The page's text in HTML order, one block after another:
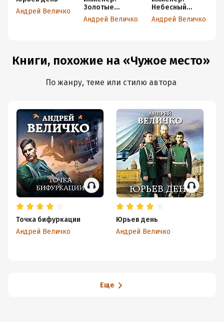
Андрей Величко
Золотые
погоны
Андрей Величко
Небесный
хищник
Андрей Величко
Книги, похожие на «Чужое место»
По жанру, теме или стилю автора
Точка бифуркации
Андрей Величко
Юрьев день
Андрей Величко
Еще